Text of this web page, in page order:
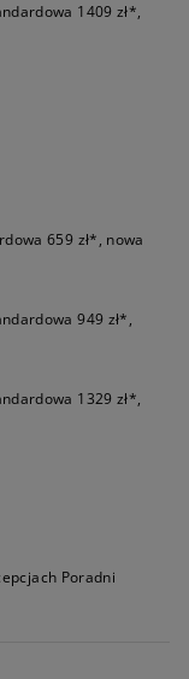
1409 zł*,
659 zł*, nowa
949 zł*,
1329 zł*,
Poradni